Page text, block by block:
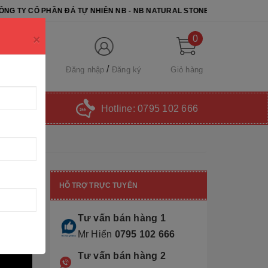
ĐÁ TỰ NHIÊN NB - NB NATURAL STONE. CHÚC QUÝ KHÁCH CHỌN
Đăng nhập Đăng ký
0
Giỏ hàng
Hotline: 0795 102 666
×
HỖ TRỢ TRỰC TUYẾN
Tư vấn bán hàng 1
Mr Hiển 0795 102 666
Tư vấn bán hàng 2